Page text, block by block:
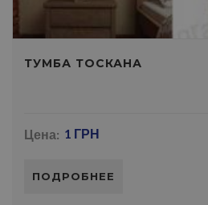
ТУМБА ТОСКАНА
Цена: 1 ГРН
ПОДРОБНЕЕ